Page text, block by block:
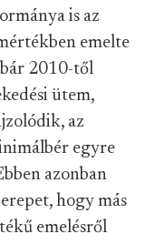
is az
emelte
2010-től
ütem,
az
egyre
azonban
hogy más
emelésről